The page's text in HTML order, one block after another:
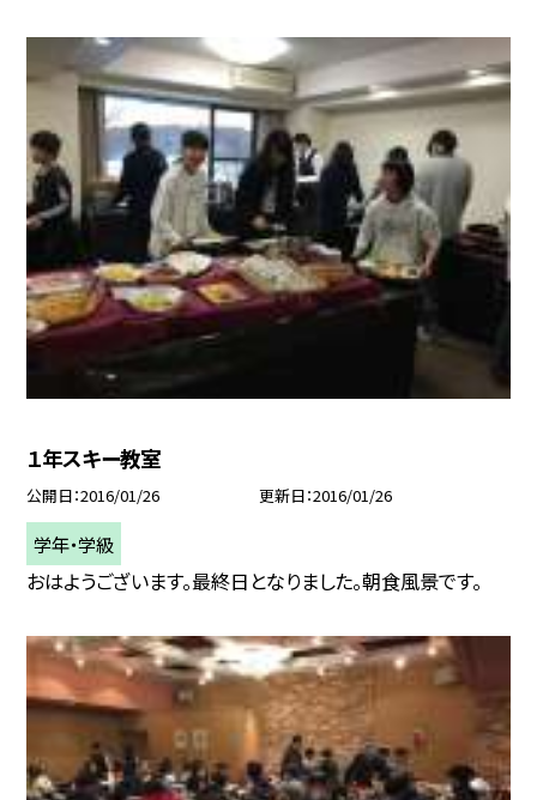
１年スキー教室
公開日 2016/01/26 更新日 2016/01/26
学年・学級
おはようございます。最終日となりました。朝食風景です。